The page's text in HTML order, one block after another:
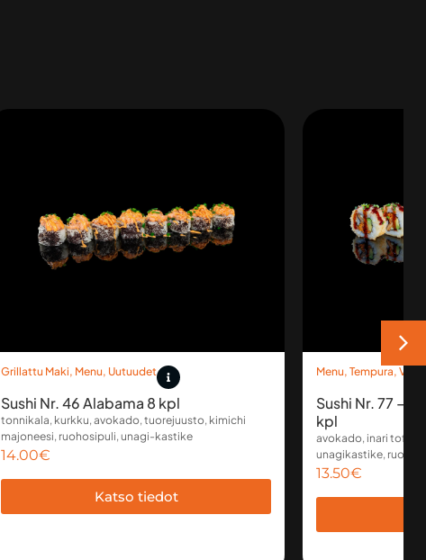
Grillattu Maki, Menu, Uutuudet
Sushi Nr. 46 Alabama 8 kpl
tonnikala, kurkku, avokado, tuorejuusto, kimichi
majoneesi, ruohosipuli, unagi-kastike
14.00€
Katso tiedot
Menu, Tempura,
Sushi Nr. 77 –
kpl
avokado, inari tofu,
unagikastike,
13.50€